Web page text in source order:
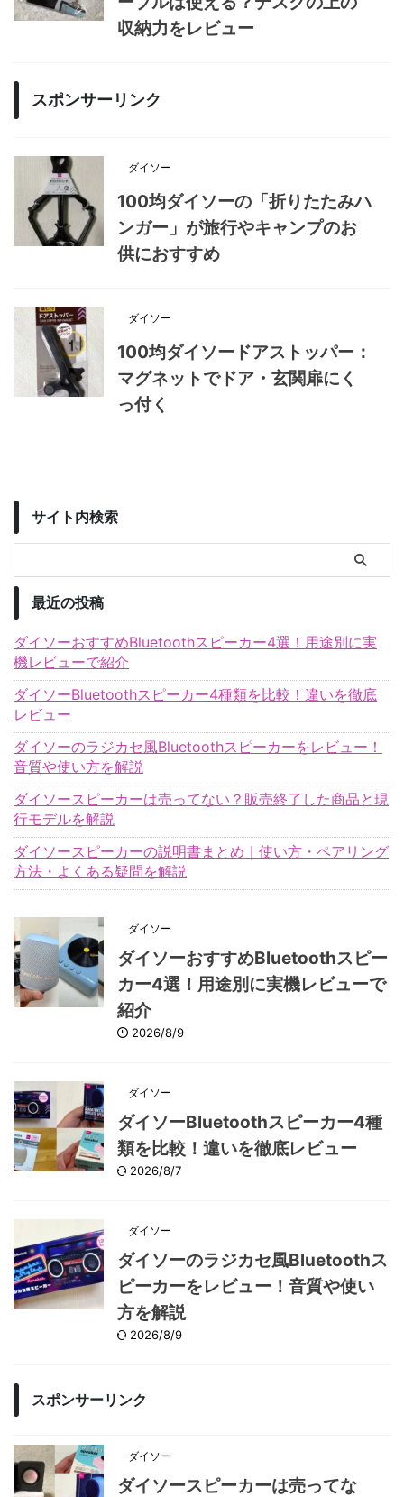
収納力をレビュー
スポンサーリンク
ダイソー
100均ダイソーの「折りたたみハ
ンガー」が旅行やキャンプのお
供におすすめ
ダイソー
100均ダイソードアストッパー：
マグネットでドア・玄関扉にく
っ付く
サイト内検索
最近の投稿
ダイソーおすすめBluetoothスピーカー4選！用途別に実
機レビューで紹介
ダイソーBluetoothスピーカー4種類を比較！違いを徹底
レビュー
ダイソーのラジカセ風Bluetoothスピーカーをレビュー！
音質や使い方を解説
ダイソースピーカーは売ってない？販売終了した商品と現
行モデルを解説
ダイソースピーカーの説明書まとめ｜使い方・ペアリング
方法・よくある疑問を解説
ダイソー
ダイソーおすすめBluetoothスピー
カー4選！用途別に実機レビューで
紹介
2026/8/9
ダイソー
ダイソーBluetoothスピーカー4種
類を比較！違いを徹底レビュー
2026/8/7
ダイソー
ダイソーのラジカセ風Bluetoothス
ピーカーをレビュー！音質や使い
方を解説
2026/8/9
スポンサーリンク
ダイソー
ダイソースピーカーは売ってな